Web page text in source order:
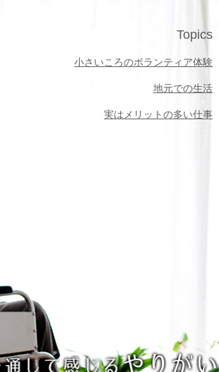
Topics
小さいころのボランティア体験
地元での生活
実はメリットの多い仕事